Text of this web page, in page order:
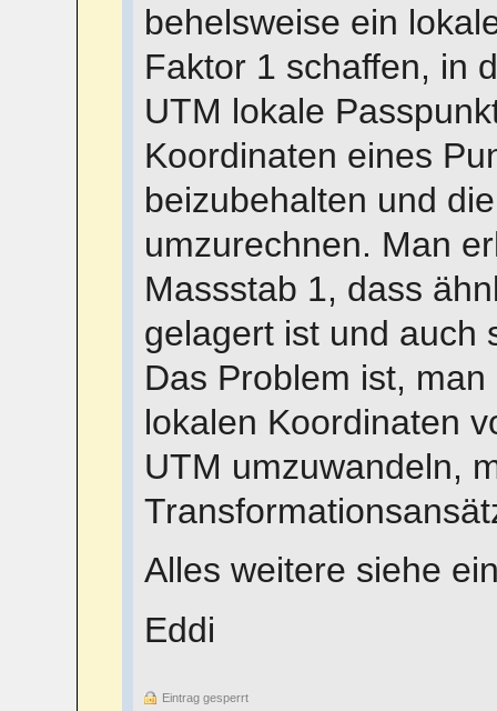
behelsweise ein
Faktor 1 schaffen, in
UTM lokale
Koordinaten eines
beizubehalten und
umzurechnen. Man
Massstab 1, dass
gelagert ist und auch
Das Problem ist,
lokalen Koordinaten
UTM umzuwandeln,
Alles weitere siehe
Eddi
Eintrag gesperrt